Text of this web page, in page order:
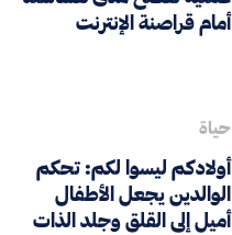
أمام قراصنة الإنترنت
حياة
أولادكم ليسوا لكم: تحكم
الوالدين يجعل الأطفال
أميل إلى القلق وجلد الذات